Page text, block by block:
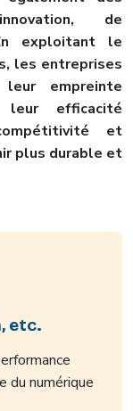
de
exploitant le
les entreprises
empreinte
leur efficacité
et
plus durable et
etc.
du numérique